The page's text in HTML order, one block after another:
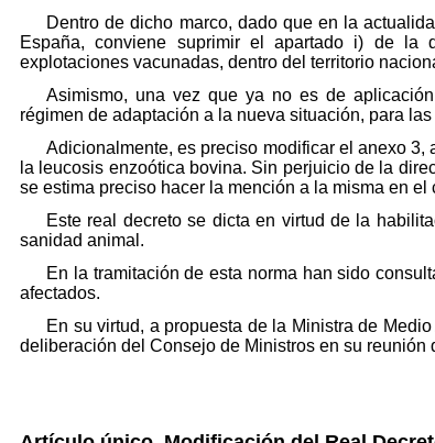
Dentro de dicho marco, dado que en la
España, conviene suprimir el apartado i) de la
explotaciones vacunadas, dentro del territorio
Asimismo, una vez que ya no es de
régimen de adaptación a la nueva situación, para
Adicionalmente, es preciso modificar el anexo
la leucosis enzoótica bovina. Sin perjuicio de la
se estima preciso hacer la mención a la misma en el
Este real decreto se dicta en virtud de la
sanidad animal.
En la tramitación de esta norma han sido
afectados.
En su virtud, a propuesta de la Ministra de
deliberación del Consejo de Ministros en su reunión